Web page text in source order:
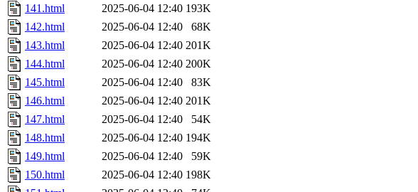
141.html
2025-06-04 12:40 193K
142.html
2025-06-04 12:40
68K
143.html
2025-06-04 12:40 201K
144.html
2025-06-04 12:40 200K
145.html
2025-06-04 12:40
83K
146.html
2025-06-04 12:40 201K
147.html
2025-06-04 12:40
54K
148.html
2025-06-04 12:40 194K
149.html
2025-06-04 12:40
59K
150.html
2025-06-04 12:40 198K